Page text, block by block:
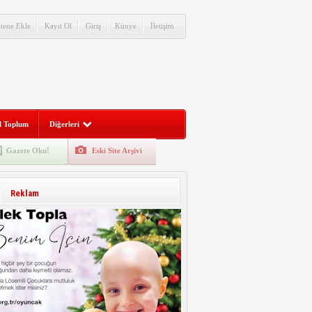
Ekle Kayıt Ol Giriş Künye İletişim
Toplum Diğerleri
Gazete Oku! Eski Site Arşivi
Reklam